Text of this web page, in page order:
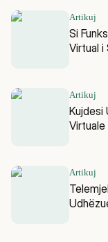
Artikuj
Si
Virtual i
Artikuj
Kujdesi
Virtuale
Artikuj